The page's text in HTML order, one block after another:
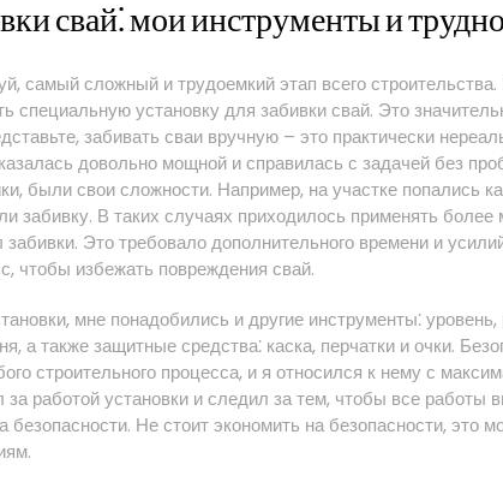
свай⁚ мои инструменты и
самый сложный и трудоемкий этап всего
специальную установку для забивки свай. Это
забивать сваи вручную – это практически
довольно мощной и справилась с задачей без
были свои сложности. Например, на участке попались
забивку. В таких случаях приходилось применять
забивки. Это требовало дополнительного времени и
чтобы избежать повреждения свай.
мне понадобились и другие инструменты⁚
а также защитные средства⁚ каска, перчатки и очки.
строительного процесса, и я относился к нему с
работой установки и следил за тем, чтобы все работы
безопасности. Не стоит экономить на безопасности, это